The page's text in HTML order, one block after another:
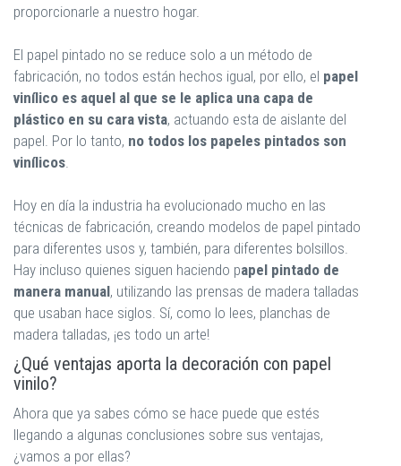
proporcionarle a nuestro hogar.
El papel pintado no se reduce solo a un método de
fabricación, no todos están hechos igual, por ello, el papel
vinílico es aquel al que se le aplica una capa de
plástico en su cara vista, actuando esta de aislante del
papel. Por lo tanto, no todos los papeles pintados son
vinílicos
Hoy en día la industria ha evolucionado mucho en las
técnicas de fabricación, creando modelos de papel pintado
para diferentes usos y, también, para diferentes bolsillos.
Hay incluso quienes siguen haciendo papel pintado de
manera manual, utilizando las prensas de madera talladas
que usaban hace siglos. Sí, como lo lees, planchas de
madera talladas, ¡es todo un arte!
¿Qué ventajas aporta la decoración con papel
vinilo?
Ahora que ya sabes cómo se hace puede que estés
llegando a algunas conclusiones sobre sus ventajas,
¿vamos a por ellas?